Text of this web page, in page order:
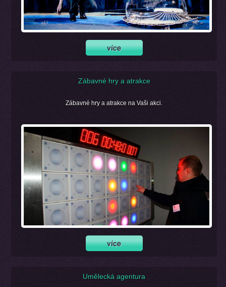
Zábavné hry a atrakce
Zábavné hry a atrakce na Vaši akci.
Umělecká agentura